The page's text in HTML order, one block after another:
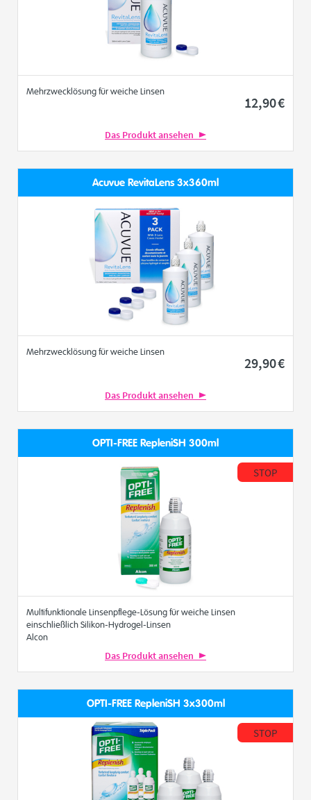
Mehrzwecklösung für weiche Linsen
12,90€
Das Produkt ansehen
Acuvue RevitaLens 3x360ml
Mehrzwecklösung für weiche Linsen
29,90€
Das Produkt ansehen
OPTI-FREE RepleniSH 300ml
STOP
Multifunktionale Linsenpflege-Lösung für weiche Linsen
einschließlich Silikon-Hydrogel-Linsen
Alcon
Das Produkt ansehen
OPTI-FREE RepleniSH 3x300ml
STOP